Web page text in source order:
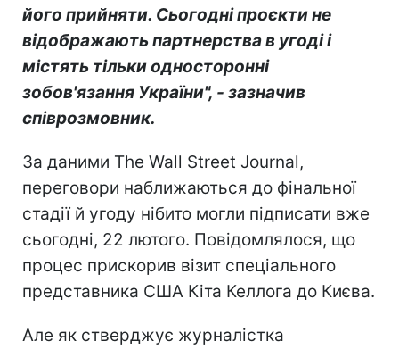
його прийняти. Сьогодні проєкти не
відображають партнерства в угоді і
містять тільки односторонні
зобов'язання України", - зазначив
співрозмовник.
За даними The Wall Street Journal,
переговори наближаються до фінальної
стадії й угоду нібито могли підписати вже
сьогодні, 22 лютого. Повідомлялося, що
процес прискорив візит спеціального
представника США Кіта Келлога до Києва.
Але як стверджує журналістка